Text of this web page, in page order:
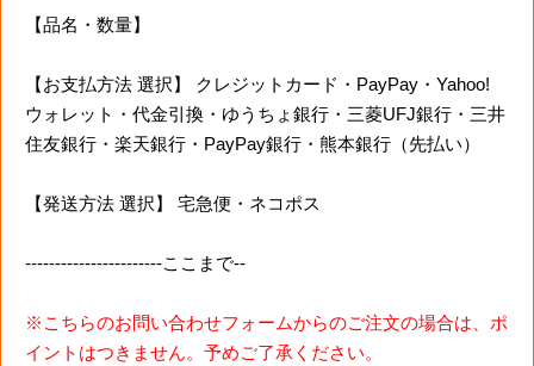
【品名・数量】
【お支払方法 選択】 クレジットカード・PayPay・Yahoo!
ウォレット・代金引換・ゆうちょ銀行・三菱UFJ銀行・三井
住友銀行・楽天銀行・PayPay銀行・熊本銀行（先払い）
【発送方法 選択】 宅急便・ネコポス
-----------------------ここまで--
※こちらのお問い合わせフォームからのご注文の場合は、ポ
イントはつきません。予めご了承ください。